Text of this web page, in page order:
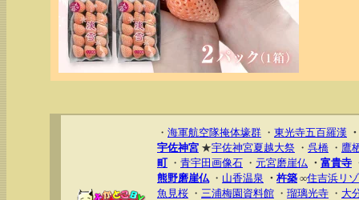
・ 海軍航空隊掩体壕群 ・ 東光寺五百羅漢 ・
宇佐神宮 ★宇佐神宮夏越大祭 ・ 呉橋 ・ 鷹
町・ 青宇田画像石 ・ 元宮磨崖仏 ・ 富貴寺
熊野磨崖仏・ 山香温泉 ・ 杵築 ∞住吉浜リ
魚見桜 ・ 三浦梅園資料館 ・ 瑠璃光寺 ・ 大